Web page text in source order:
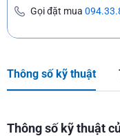
Gọi đặt mua
Thông số kỹ thuật
Thông số kỹ thuật